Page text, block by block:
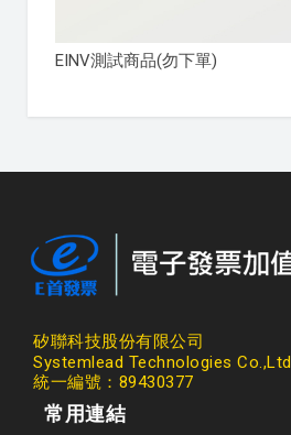
EINV測試商品(勿下單)
矽聯科技股份有限公司
Systemlead Technologies Co.,Ltd
統一編號：89430377
常用連結